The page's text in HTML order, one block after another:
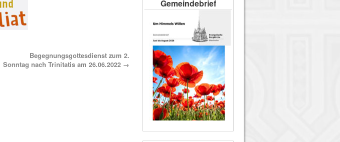
Begegnungsgottesdienst zum 2.
Sonntag nach Trinitatis am 26.06.2022 →
Gemeindebrief